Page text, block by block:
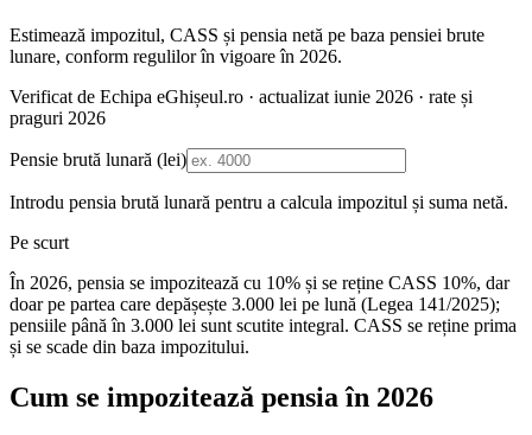
Estimează impozitul, CASS și pensia netă pe baza pensiei brute
lunare, conform regulilor în vigoare în 2026.
Verificat de Echipa eGhișeul.ro · actualizat iunie 2026 · rate și
praguri 2026
Pensie brută lunară (lei)
Introdu pensia brută lunară pentru a calcula impozitul și suma netă.
Pe scurt
În 2026, pensia se impozitează cu 10% și se reține CASS 10%, dar
doar pe partea care depășește 3.000 lei pe lună (Legea 141/2025);
pensiile până în 3.000 lei sunt scutite integral. CASS se reține prima
și se scade din baza impozitului.
Cum se impozitează pensia în 2026